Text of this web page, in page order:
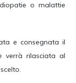
o malattie
e consegnata il
verrà rilasciata al